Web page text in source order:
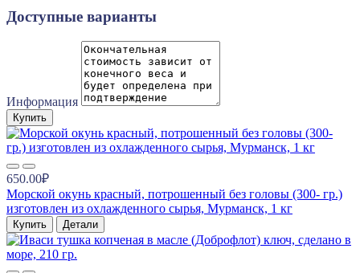
Доступные варианты
Информация
Купить
650.00₽
Морской окунь красный, потрошенный без головы (300- гр.)
изготовлен из охлажденного сырья, Мурманск, 1 кг
Купить Детали